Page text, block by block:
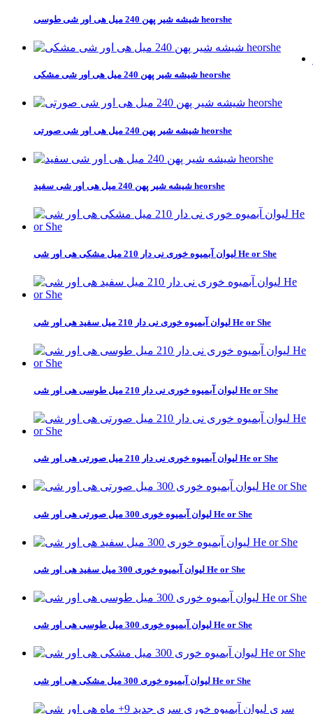
شیشه شیر پهن 240 میل هی اور شی طوسی heorshe
شیشه شیر پهن 240 میل هی اور شی مشکی heorshe
شیشه شیر پهن 240 میل هی اور شی صورتی heorshe
شیشه شیر پهن 240 میل هی اور شی سفید heorshe
لیوان آبمیوه خوری نی دار 210 میل مشکی هی اور شی He or She
لیوان آبمیوه خوری نی دار 210 میل سفید هی اور شی He or She
لیوان آبمیوه خوری نی دار 210 میل طوسی هی اور شی He or She
لیوان آبمیوه خوری نی دار 210 میل صورتی هی اور شی He or She
لیوان آبمیوه خوری 300 میل صورتی هی اور شی He or She
لیوان آبمیوه خوری 300 میل سفید هی اور شی He or She
لیوان آبمیوه خوری 300 میل طوسی هی اور شی He or She
لیوان آبمیوه خوری 300 میل مشکی هی اور شی He or She